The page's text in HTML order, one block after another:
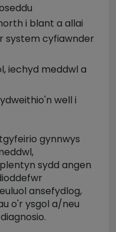
i blant a allai
system cyfiawnder
iechyd meddwl a
well i
gynnwys
sydd angen
ansefydlog,
o'r ysgol a/neu